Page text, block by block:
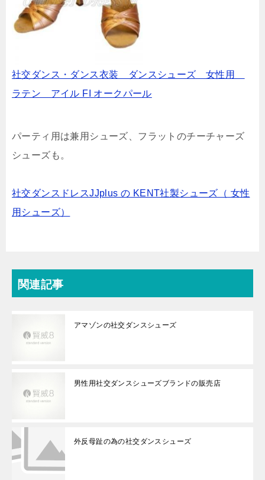
社交ダンス・ダンス衣装 ダンスシューズ 女性用
ラテン アイル FI オークパール
パーティ用は兼用シューズ、フラットのチーチャーズ
シューズも。
社交ダンスドレスJJplus の KENT社製シューズ（ 女性
用シューズ）
関連記事
アマゾンの社交ダンスシューズ
男性用社交ダンスシューズブランドの販売店
外反母趾の為の社交ダンスシューズ